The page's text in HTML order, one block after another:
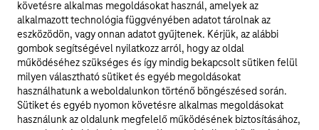
ÁSZF
Adatvédelem
Felhívások
Hírlevél
követésre alkalmas megoldásokat használ, amelyek az
alkalmazott technológia függvényében adatot tárolnak az
eszközödön, vagy onnan adatot gyűjtenek. Kérjük, az alábbi
gombok segítségével nyilatkozz arról, hogy az oldal
működéséhez szükséges és így mindig bekapcsolt sütiken felül
milyen választható sütiket és egyéb megoldásokat
használhatunk a weboldalunkon történő böngészésed során.
Sütiket és egyéb nyomon követésre alkalmas megoldásokat
használunk az oldalunk megfelelő működésének biztosításához,